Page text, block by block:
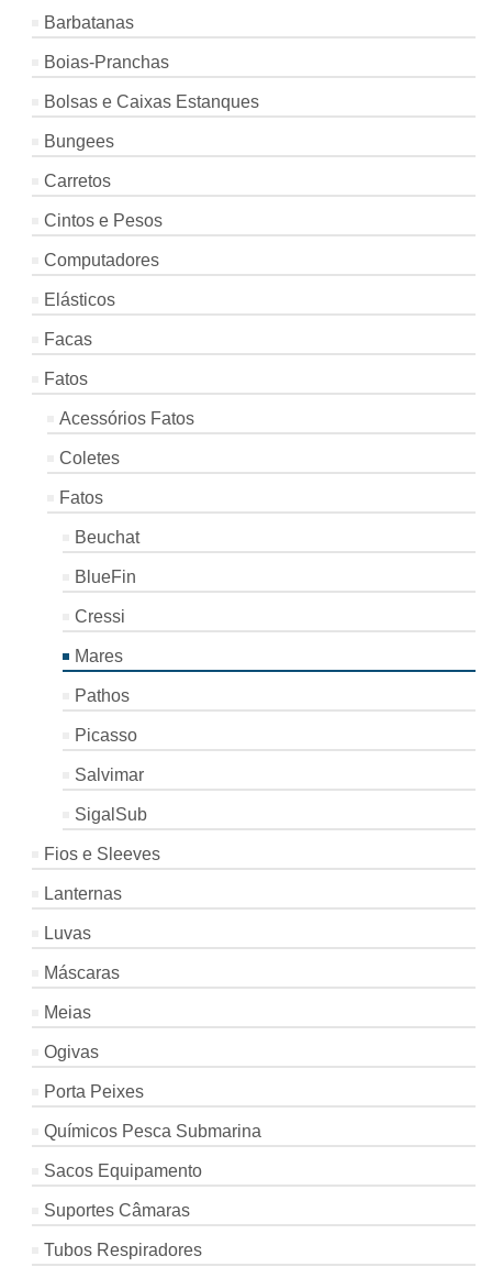
Barbatanas
Boias-Pranchas
Bolsas e Caixas Estanques
Bungees
Carretos
Cintos e Pesos
Computadores
Elásticos
Facas
Fatos
Acessórios Fatos
Coletes
Fatos
Beuchat
BlueFin
Cressi
Mares
Pathos
Picasso
Salvimar
SigalSub
Fios e Sleeves
Lanternas
Luvas
Máscaras
Meias
Ogivas
Porta Peixes
Químicos Pesca Submarina
Sacos Equipamento
Suportes Câmaras
Tubos Respiradores